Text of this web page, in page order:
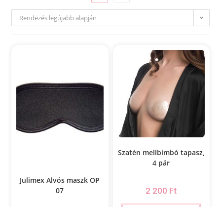
Rendezés legújabb alapján
Julimex Alvós maszk OP
07
Szatén mellbimbó tapasz,
4 pár
2 200 Ft